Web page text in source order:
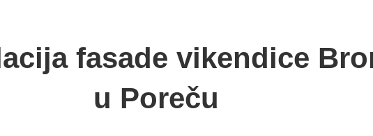
fasade vikendice
u Poreču